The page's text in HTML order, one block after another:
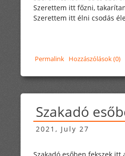
Szerettem itt főzni,
Szerettem itt élni csodás
Permalink Hozzászólások (0)
Szakadó
2021, July 27